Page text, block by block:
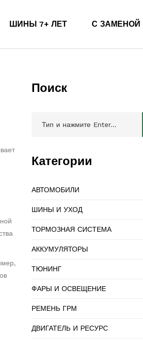
ШИНЫ 7+ ЛЕТ С ЗАМЕНОЙ
Поиск
Категории
АВТОМОБИЛИ
ШИНЫ И УХОД
ТОРМОЗНАЯ СИСТЕМА
АККУМУЛЯТОРЫ
ТЮНИНГ
ФАРЫ И ОСВЕЩЕНИЕ
РЕМЕНЬ ГРМ
ДВИГАТЕЛЬ И РЕСУРС